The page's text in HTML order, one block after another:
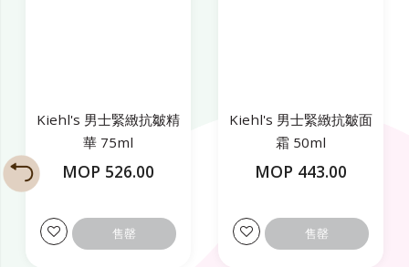
Kiehl's 男士緊緻抗皺精
華 75ml
MOP 526.00
售罄
Kiehl's 男士緊緻抗皺面
霜 50ml
MOP 443.00
售罄